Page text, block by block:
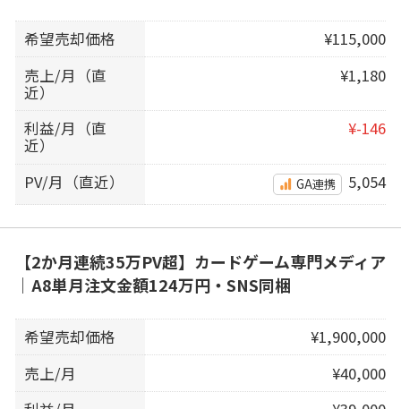
希望売却価格
¥115,000
売上/月（直
近）
¥1,180
利益/月（直
近）
¥-146
PV/月（直近） GA連携 5,054
【2か月連続35万PV超】カードゲーム専門メディア
｜A8単月注文金額124万円・SNS同梱
希望売却価格
¥1,900,000
売上/月
¥40,000